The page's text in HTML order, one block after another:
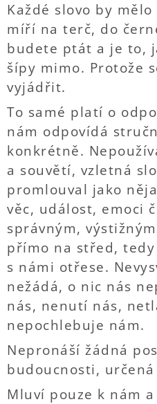
Každé slovo by
míří na terč, do
budete ptát a je to,
šípy mimo. Protože
vyjádřit.
To samé platí o
nám odpovídá
konkrétně.
a souvětí, vzletná
promlouval jako
věc, událost, emoci
správným,
přímo na střed,
s námi otřese.
nežádá, o nic nás
nás, nenutí nás,
nepochlebuje nám.
Nepronáší žádná
budoucnosti,
Mluví pouze k nám